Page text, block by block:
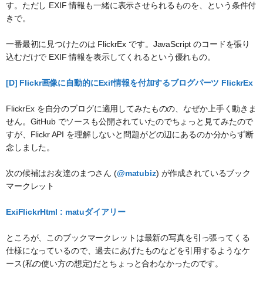
す。ただし EXIF 情報も一緒に表示させられるものを、という条件付
きで。
一番最初に見つけたのは FlickrEx です。JavaScript のコードを張り
込むだけで EXIF 情報を表示してくれるという優れもの。
[D] Flickr画像に自動的にExif情報を付加するブログパーツ FlickrEx
FlickrEx を自分のブログに適用してみたものの、なぜか上手く動きま
せん。GitHub でソースも公開されていたのでちょっと見てみたので
すが、Flickr API を理解しないと問題がどの辺にあるのか分からず断
念しました。
次の候補はお友達のまつさん (@matubiz) が作成されているブック
マークレット
ExiFlickrHtml : matuダイアリー
ところが、このブックマークレットは最新の写真を引っ張ってくる
仕様になっているので、過去にあげたものなどを引用するようなケ
ース(私の使い方の想定)だとちょっと合わなかったのです。